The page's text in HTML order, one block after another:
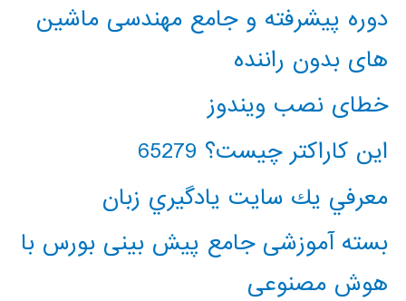
دوره پیشرفته و جامع مهندسی ماشین
های بدون راننده
خطای نصب ویندوز
این کاراکتر چیست؟ 65279
معرفي يك سايت يادگيري زبان
بسته آموزشی جامع پیش بینی بورس با
هوش مصنوعی